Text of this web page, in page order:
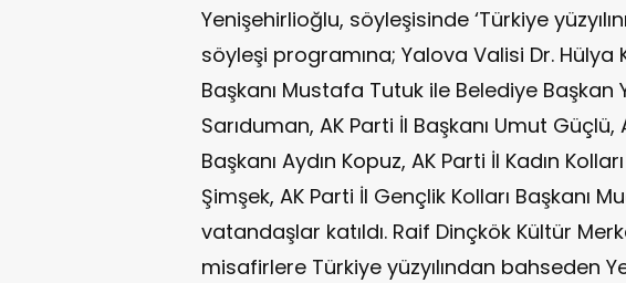
Yenişehirlioğlu, söyleşisinde ‘Türkiye
söyleşi programına; Yalova Valisi Dr. Hülya
Başkanı Mustafa Tutuk ile Belediye Başkan
Sarıduman, AK Parti İl Başkanı Umut Güçlü,
Başkanı Aydın Kopuz, AK Parti İl Kadın
Şimşek, AK Parti İl Gençlik Kolları Başkanı
vatandaşlar katıldı. Raif Dinçkök Kültür
misafirlere Türkiye yüzyılından bahseden